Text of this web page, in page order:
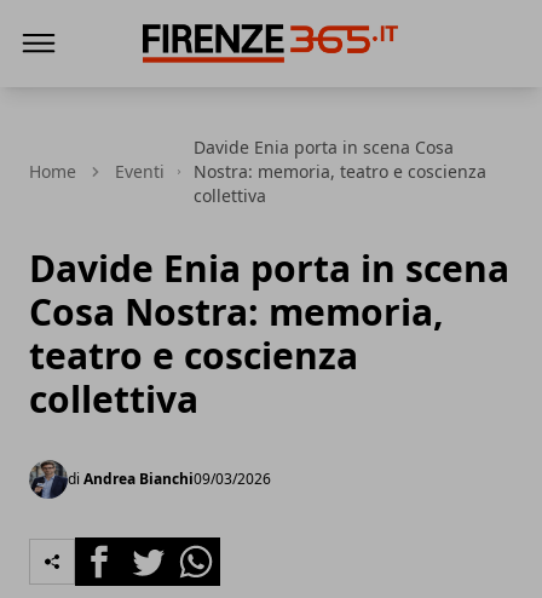
Home Eventi
Davide Enia porta in scena Cosa
Nostra: memoria, teatro e coscienza
collettiva
Davide Enia porta in scena
Cosa Nostra: memoria,
teatro e coscienza
collettiva
di Andrea Bianchi09/03/2026
FacebookTwitterWhatsapp